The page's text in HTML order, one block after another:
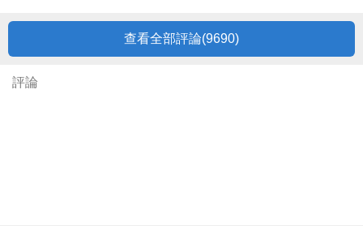
查看全部評論(9690)